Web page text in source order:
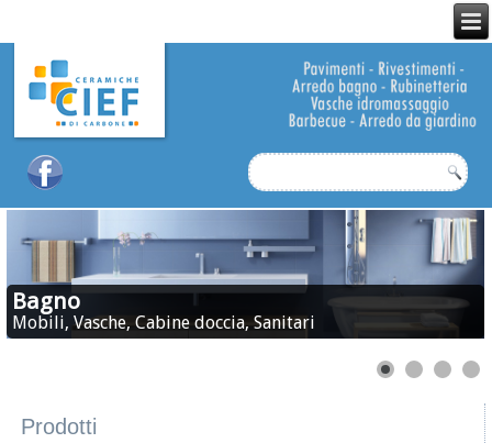
Bagno
Mobili, Vasche, Cabine doccia, Sanitari
Prodotti